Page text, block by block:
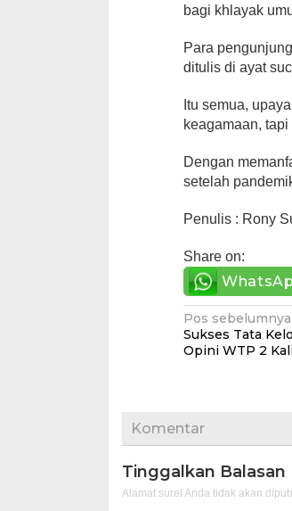
bagi khlayak
Para
ditulis di ayat
Itu semua,
keagamaan,
Dengan
setelah
Penulis : Rony
Share on:
Navigasi
pos
Pos sebelumnya
Sukses Tata
Opini WTP 2
Komentar
Tinggalkan Balasan
Alamat surel Anda tidak akan